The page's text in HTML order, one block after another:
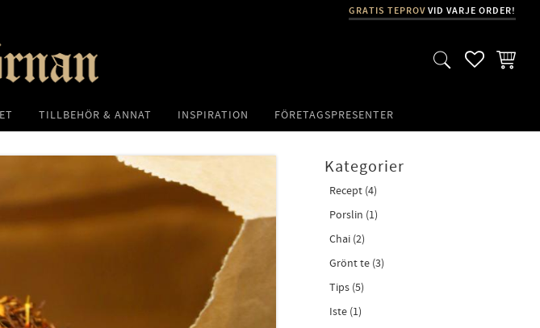
GRATIS TEPROVVID VARJE ORDER!
FAVORITER
TILLBEHÖR & ANNAT INSPIRATION FÖRETAGSPRESENTER
Kategorier
Recept (4)
Porslin (1)
Chai (2)
Grönt te (3)
Tips (5)
Iste (1)